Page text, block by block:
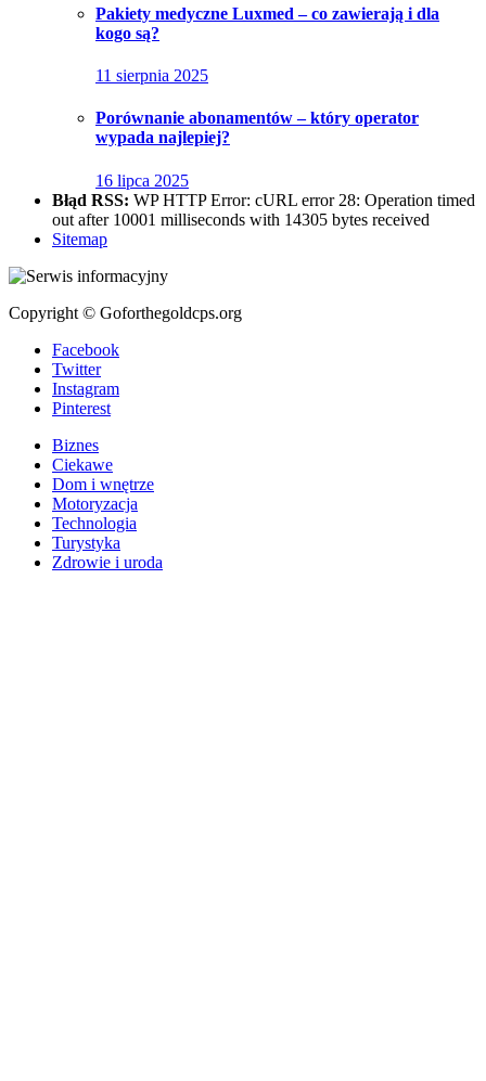
Pakiety medyczne Luxmed – co zawierają i dla
kogo są?
11 sierpnia 2025
Porównanie abonamentów – który operator
wypada najlepiej?
16 lipca 2025
Błąd RSS: WP HTTP Error: cURL error 28: Operation timed
out after 10001 milliseconds with 14305 bytes received
Sitemap
Copyright © Goforthegoldcps.org
Facebook
Twitter
Instagram
Pinterest
Biznes
Ciekawe
Dom i wnętrze
Motoryzacja
Technologia
Turystyka
Zdrowie i uroda